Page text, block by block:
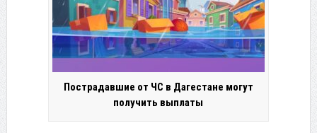
Пострадавшие от ЧС в Дагестане могут
получить выплаты